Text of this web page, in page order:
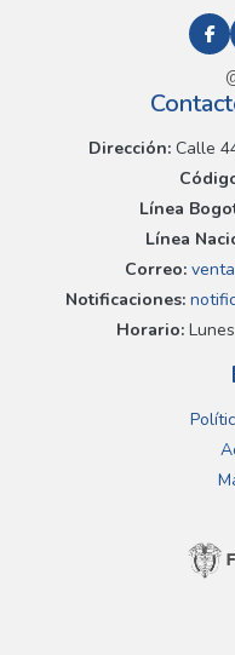
Dirección:Calle
Línea
Línea
Correo:
Notificaciones:
Horario:Lunes